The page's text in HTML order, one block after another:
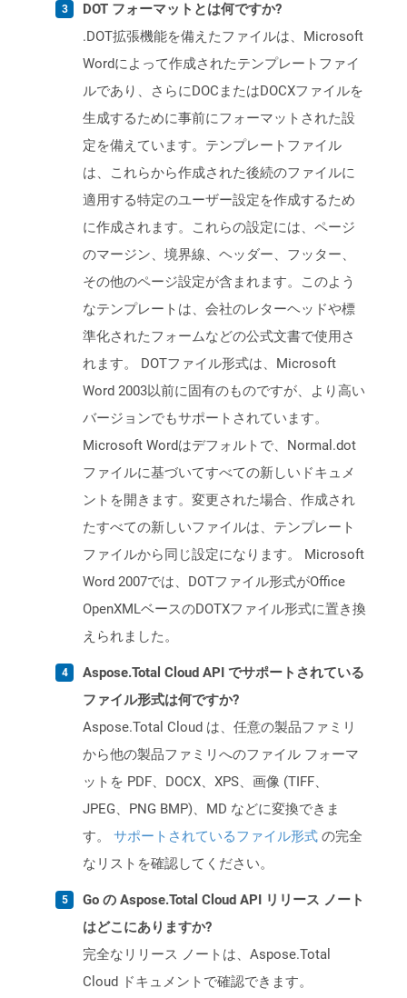
DOT フォーマットとは何ですか?
.DOT拡張機能を備えたファイルは、Microsoft
Wordによって作成されたテンプレートファイ
ルであり、さらにDOCまたはDOCXファイルを
生成するために事前にフォーマットされた設
定を備えています。テンプレートファイル
は、これらから作成された後続のファイルに
適用する特定のユーザー設定を作成するため
に作成されます。これらの設定には、ページ
のマージン、境界線、ヘッダー、フッター、
その他のページ設定が含まれます。このよう
なテンプレートは、会社のレターヘッドや標
準化されたフォームなどの公式文書で使用さ
れます。 DOTファイル形式は、Microsoft
Word 2003以前に固有のものですが、より高い
バージョンでもサポートされています。
Microsoft Wordはデフォルトで、Normal.dot
ファイルに基づいてすべての新しいドキュメ
ントを開きます。変更された場合、作成され
たすべての新しいファイルは、テンプレート
ファイルから同じ設定になります。 Microsoft
Word 2007では、DOTファイル形式がOffice
OpenXMLベースのDOTXファイル形式に置き換
えられました。
Aspose.Total Cloud API でサポートされている
ファイル形式は何ですか?
Aspose.Total Cloud は、任意の製品ファミリ
から他の製品ファミリへのファイル フォーマ
ットを PDF、DOCX、XPS、画像 (TIFF、
JPEG、PNG BMP)、MD などに変換できま
す。 サポートされているファイル形式 の完全
なリストを確認してください。
Go の Aspose.Total Cloud API リリース ノート
はどこにありますか?
完全なリリース ノートは、Aspose.Total
Cloud ドキュメントで確認できます。